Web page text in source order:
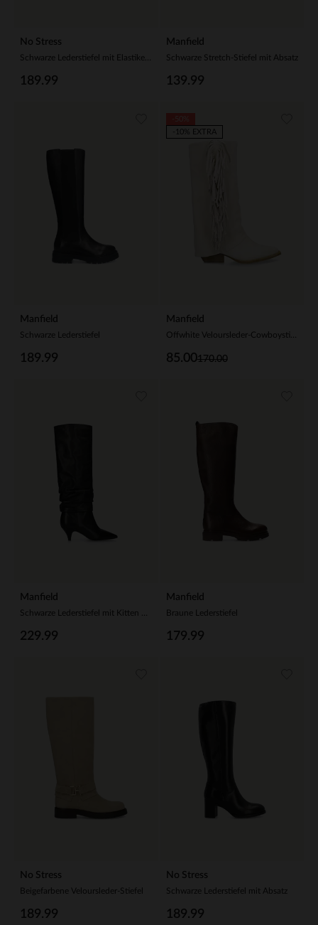
No Stress
189.99
Manfield
Schwarze Stretch-Stiefel mit Absatz
139.99
Manfield
Schwarze Lederstiefel
189.99
Manfield
170.00
85.00
-10% EXTRA
Manfield
229.99
Manfield
Braune Lederstiefel
179.99
No Stress
Beigefarbene Veloursleder-Stiefel
189.99
No Stress
Schwarze Lederstiefel mit Absatz
189.99